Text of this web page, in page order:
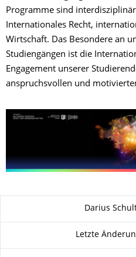
Programme sind
Internationales Recht,
Wirtschaft. Das Besondere an
Studiengängen ist die
Engagement unserer
anspruchsvollen und
Zu dieser SeiteDarius
Letzte